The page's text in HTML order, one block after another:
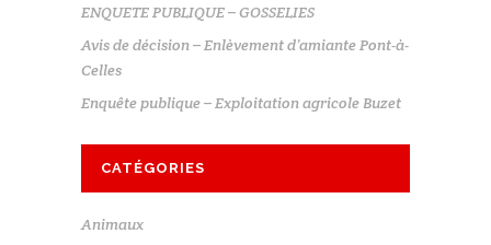
ENQUETE PUBLIQUE – GOSSELIES
Avis de décision – Enlèvement d’amiante Pont-à-
Celles
Enquête publique – Exploitation agricole Buzet
CATÉGORIES
Animaux